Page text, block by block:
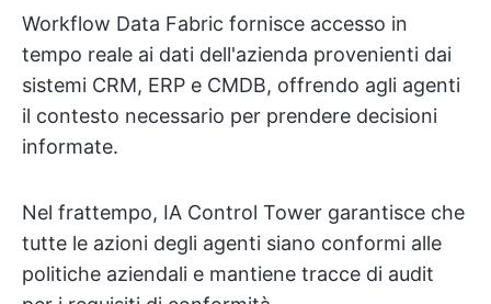
Workflow Data Fabric fornisce accesso in
tempo reale ai dati dell'azienda provenienti dai
sistemi CRM, ERP e CMDB, offrendo agli agenti
il contesto necessario per prendere decisioni
informate.
Nel frattempo, IA Control Tower garantisce che
tutte le azioni degli agenti siano conformi alle
politiche aziendali e mantiene tracce di audit